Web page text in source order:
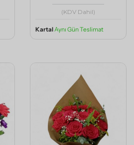
(KDV Dahil)
Kartal Aynı Gün Teslimat